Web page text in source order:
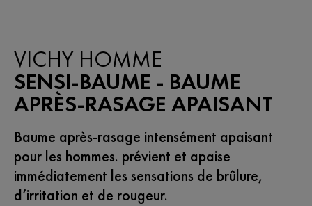
VICHY HOMME
SENSI-BAUME - BAUME
APRÈS-RASAGE APAISANT
Baume après-rasage intensément apaisant
pour les hommes. prévient et apaise
immédiatement les sensations de brûlure,
d’irritation et de rougeur.